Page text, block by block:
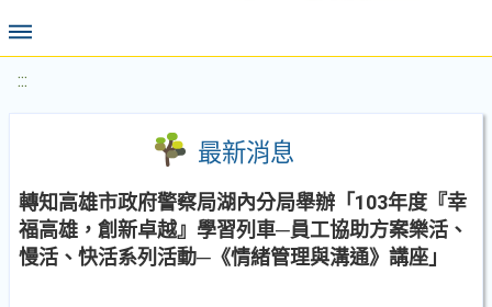
:::
最新消息
轉知高雄市政府警察局湖內分局舉辦「103年度『幸
福高雄，創新卓越』學習列車─員工協助方案樂活、
慢活、快活系列活動─《情緒管理與溝通》講座」